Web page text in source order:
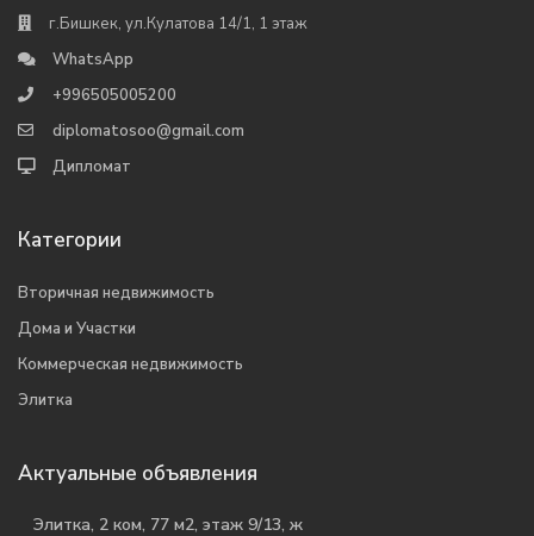
г.Бишкек, ул.Кулатова 14/1, 1 этаж
WhatsApp
+996505005200
diplomatosoo@gmail.com
Дипломат
Категории
Вторичная недвижимость
Дома и Участки
Коммерческая недвижимость
Элитка
Актуальные объявления
Элитка, 2 ком, 77 м2, этаж 9/13, ж